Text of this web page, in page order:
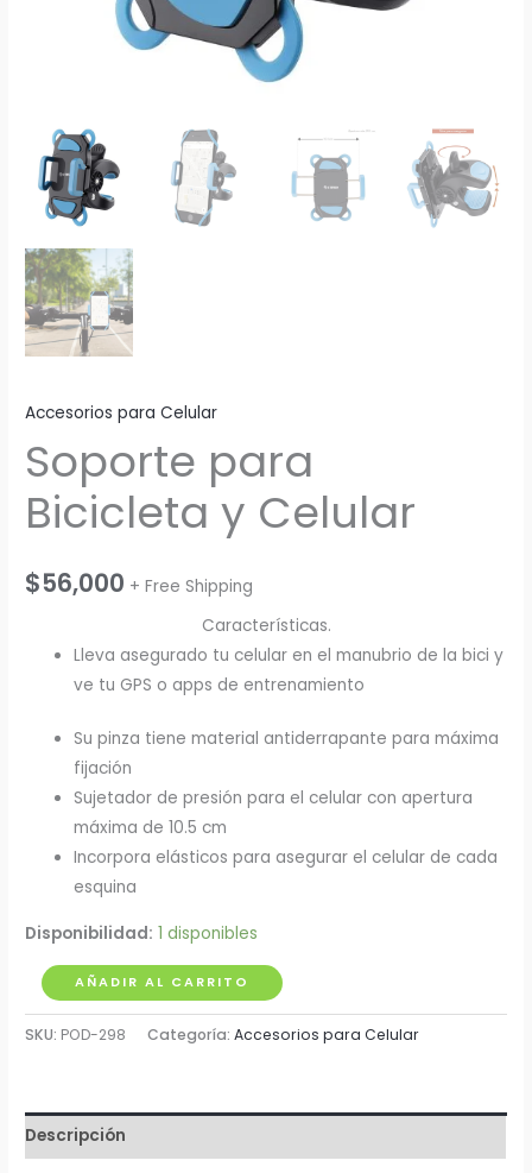
Accesorios para Celular
Soporte para
Bicicleta y Celular
$56,000 + Free Shipping
Características.
Lleva asegurado tu celular en el manubrio de la bici y
ve tu GPS o apps de entrenamiento
Su pinza tiene material antiderrapante para máxima
fijación
Sujetador de presión para el celular con apertura
máxima de 10.5 cm
Incorpora elásticos para asegurar el celular de cada
esquina
Disponibilidad: 1 disponibles
Soporte
para
Bicicleta
cantidad
AÑADIR AL CARRITO
SKU: POD-298 Categoría:Accesorios para Celular
Descripción